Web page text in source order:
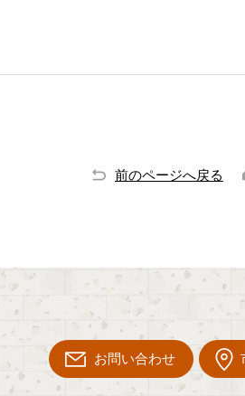
前のページへ戻る
お問い合わせ